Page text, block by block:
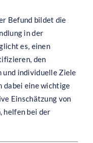
Befund bildet die
in der
es, einen
den
und individuelle Ziele
dabei eine wichtige
Einschätzung von
helfen bei der